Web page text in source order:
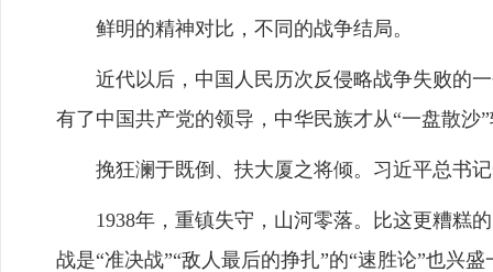
鲜明的精神对比，不同的战争结局。
近代以后，中国人民历次反侵略战争失败的一
有了中国共产党的领导，中华民族才从“一盘散
挽狂澜于既倒、扶大厦之将倾。习近平总书记
1938年，重镇失守，山河零落。比这更糟糕的
战是“准决战”“敌人最后的挣扎”的“速胜论”也兴盛